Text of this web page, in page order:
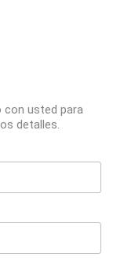
con usted para
detalles.